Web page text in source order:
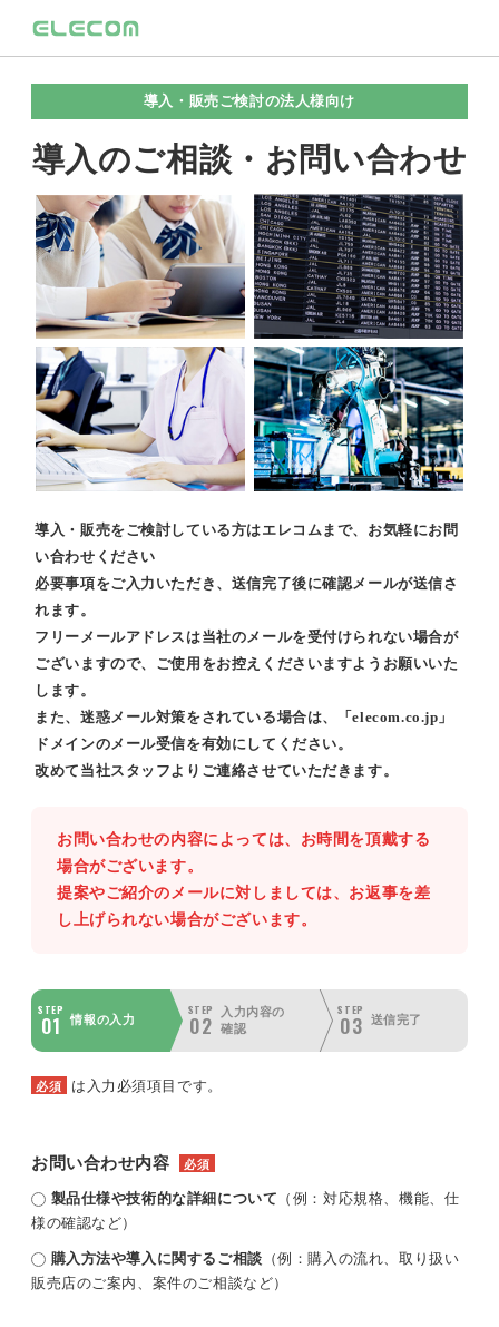
導入・販売ご検討の法人様向け
導入のご相談・お問い合わせ
導入・販売をご検討している方はエレコムまで、お気軽にお問
い合わせください
必要事項をご入力いただき、送信完了後に確認メールが送信さ
れます。
フリーメールアドレスは当社のメールを受付けられない場合が
ございますので、ご使用をお控えくださいますようお願いいた
します。
また、迷惑メール対策をされている場合は、「elecom.co.jp」
ドメインのメール受信を有効にしてください。
改めて当社スタッフよりご連絡させていただきます。
お問い合わせの内容によっては、お時間を頂戴する
場合がございます。
提案やご紹介のメールに対しましては、お返事を差
し上げられない場合がございます。
STEP
01 情報の入力
STEP
02
入力内容の
確認
STEP
03 送信完了
必須 は入力必須項目です。
お問い合わせ内容 必須
製品仕様や技術的な詳細について （例：対応規格、機能、仕
様の確認など）
購入方法や導入に関するご相談 （例：購入の流れ、取り扱い
販売店のご案内、案件のご相談など）